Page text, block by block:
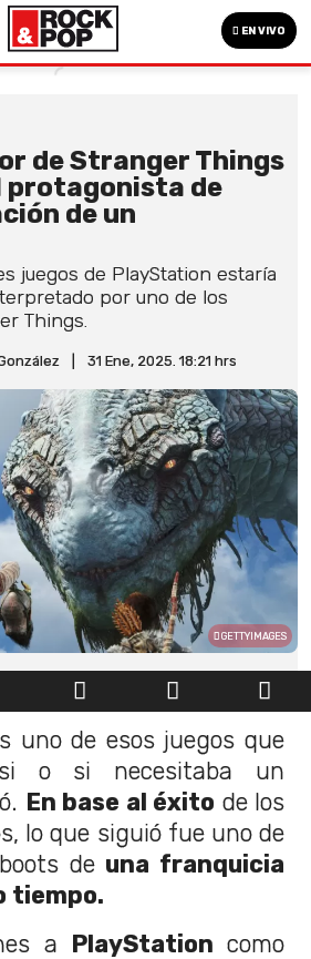
EN VIVO
de Stranger Things
protagonista de
de un
juegos de PlayStation estaría
por uno de los
Things.
31 Ene, 2025. 18:21 hrs
GETTYIMAGES
uno de esos juegos que
si o si necesitaba un
En base al éxito de los
lo que siguió fue uno de
de una franquicia
tiempo.
a PlayStation como